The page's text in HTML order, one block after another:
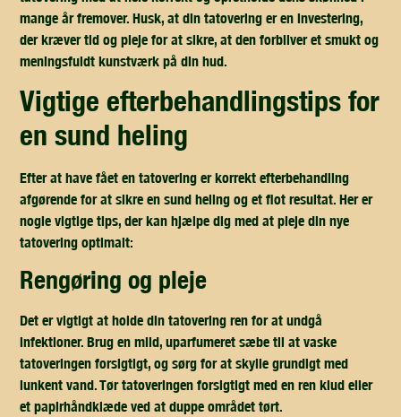
mange år fremover. Husk, at din tatovering er en investering,
der kræver tid og pleje for at sikre, at den forbliver et smukt og
meningsfuldt kunstværk på din hud.
vigtige efterbehandlingstips for
en sund heling
Efter at have fået en tatovering er korrekt efterbehandling
afgørende for at sikre en sund heling og et flot resultat. Her er
nogle vigtige tips, der kan hjælpe dig med at pleje din nye
tatovering optimalt:
rengøring og pleje
Det er vigtigt at holde din tatovering ren for at undgå
infektioner. Brug en mild, uparfumeret sæbe til at vaske
tatoveringen forsigtigt, og sørg for at skylle grundigt med
lunkent vand. Tør tatoveringen forsigtigt med en ren klud eller
et papirhåndklæde ved at duppe området tørt.